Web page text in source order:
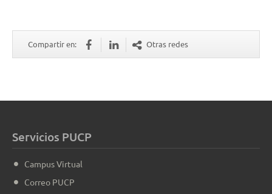
Compartir en: Otras redes
Servicios PUCP
Campus Virtual
Correo PUCP